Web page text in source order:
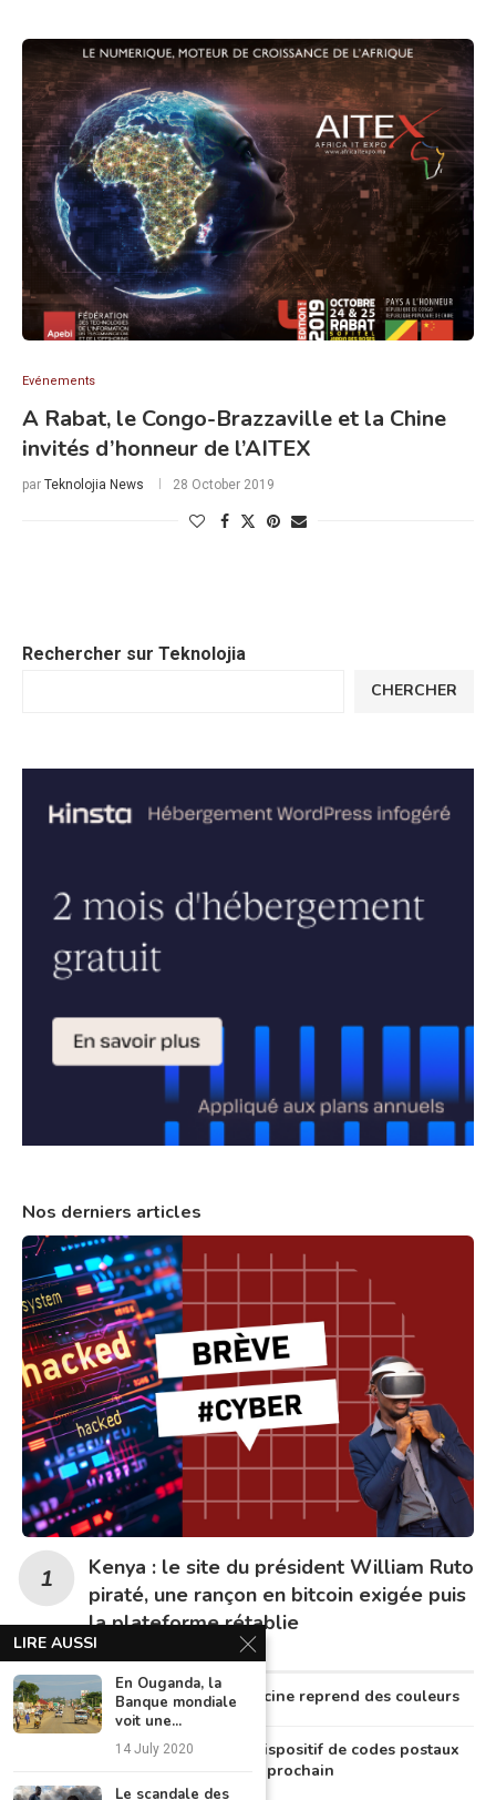
Evénements
A Rabat, le Congo-Brazzaville et la Chine
invités d’honneur de l’AITEX
par Teknolojia News 28 October 2019
Rechercher sur Teknolojia
CHERCHER
Nos derniers articles
Kenya : le site du président William Ruto
piraté, une rançon en bitcoin exigée puis
la plateforme rétablie
Au Nigeria, la télémédecine reprend des couleurs
Le Nigeria lancera un dispositif de codes postaux
numériques en octobre prochain
LIRE AUSSI
En Ouganda, la
Banque mondiale
voit une...
14 July 2020
Le scandale des